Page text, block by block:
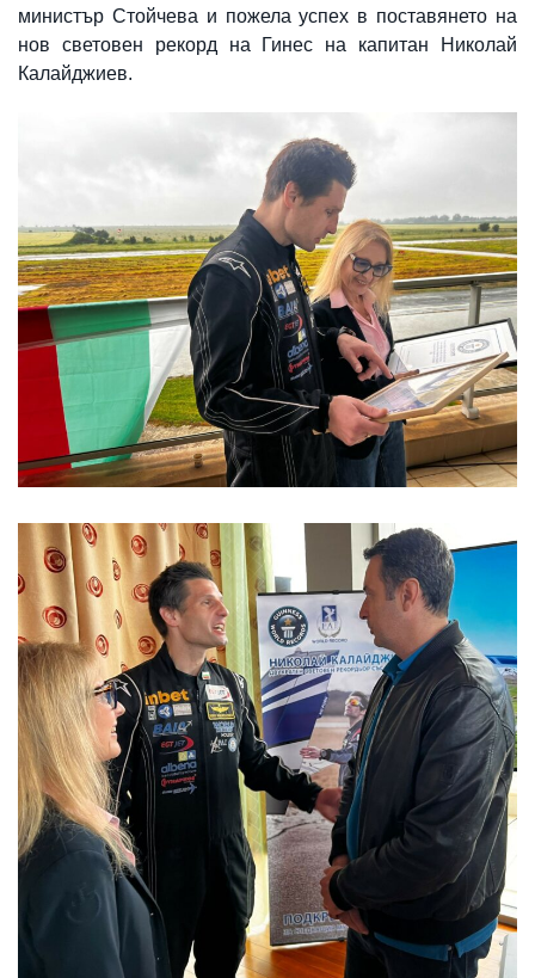
министър Стойчева и пожела успех в поставянето на
нов световен рекорд на Гинес на капитан Николай
Калайджиев.